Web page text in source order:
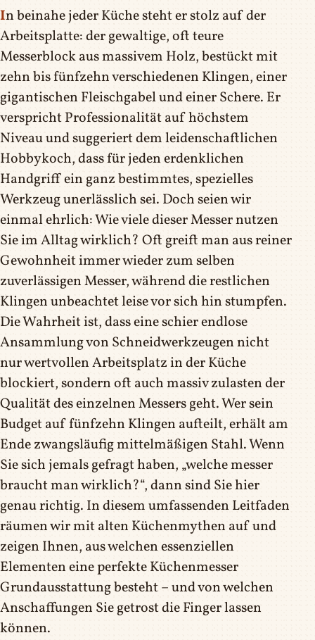
In beinahe jeder Küche steht er stolz auf der
Arbeitsplatte: der gewaltige, oft teure
Messerblock aus massivem Holz, bestückt mit
zehn bis fünfzehn verschiedenen Klingen, einer
gigantischen Fleischgabel und einer Schere. Er
verspricht Professionalität auf höchstem
Niveau und suggeriert dem leidenschaftlichen
Hobbykoch, dass für jeden erdenklichen
Handgriff ein ganz bestimmtes, spezielles
Werkzeug unerlässlich sei. Doch seien wir
einmal ehrlich: Wie viele dieser Messer nutzen
Sie im Alltag wirklich? Oft greift man aus reiner
Gewohnheit immer wieder zum selben
zuverlässigen Messer, während die restlichen
Klingen unbeachtet leise vor sich hin stumpfen.
Die Wahrheit ist, dass eine schier endlose
Ansammlung von Schneidwerkzeugen nicht
nur wertvollen Arbeitsplatz in der Küche
blockiert, sondern oft auch massiv zulasten der
Qualität des einzelnen Messers geht. Wer sein
Budget auf fünfzehn Klingen aufteilt, erhält am
Ende zwangsläufig mittelmäßigen Stahl. Wenn
Sie sich jemals gefragt haben, „welche messer
braucht man wirklich?“, dann sind Sie hier
genau richtig. In diesem umfassenden Leitfaden
räumen wir mit alten Küchenmythen auf und
zeigen Ihnen, aus welchen essenziellen
Elementen eine perfekte Küchenmesser
Grundausstattung besteht – und von welchen
Anschaffungen Sie getrost die Finger lassen
können.